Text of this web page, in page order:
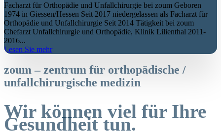
Facharzt für Orthopädie und Unfallchirurgie bei zoum Geboren
1974 in Giessen/Hessen Seit 2017 niedergelassen als Facharzt für
Orthopädie und Unfallchirurgie Seit 2014 Tätigkeit bei zoum
Chefarzt Unfallchirurgie und Orthopädie, Klinik Lilienthal 2011-
2016...
Lesen Sie mehr
zoum – zentrum für orthopädische /
unfallchirurgische medizin
Wir können viel für Ihre
Gesundheit tun.